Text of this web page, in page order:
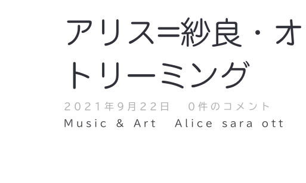
アリス=紗良・
トリーミング
2021年9月22日
0件のコメント
Music & Art
Alice sara ott